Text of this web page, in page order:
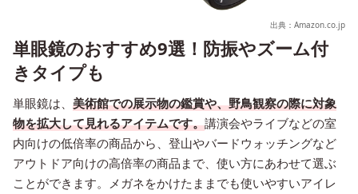
出典：Amazon.co.jp
単眼鏡のおすすめ9選！防振やズーム付
きタイプも
単眼鏡は、 美術館での展示物の鑑賞や、野鳥観察の際に対象
物を拡大して見れるアイテムです。講演会やライブなどの室
内向けの低倍率の商品から、登山やバードウォッチングなど
アウトドア向けの高倍率の商品まで、使い方にあわせて選ぶ
ことができます。メガネをかけたままでも使いやすいアイレ